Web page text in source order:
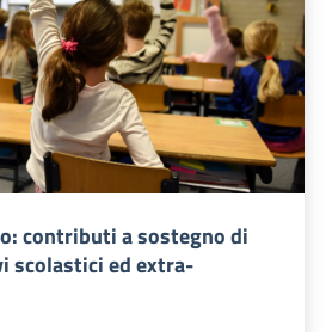
contributi a sostegno di
scolastici ed extra-